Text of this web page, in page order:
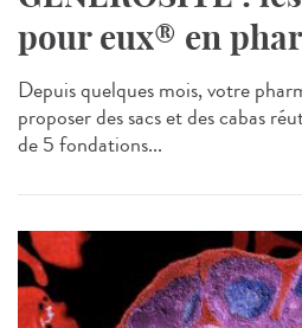
pour eux® en
Depuis quelques mois, votre
proposer des sacs et des cabas
de 5 fondations...